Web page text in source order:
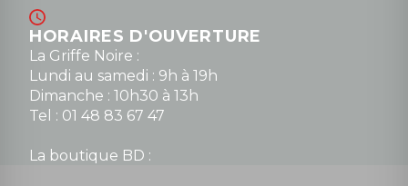
HORAIRES D'OUVERTURE
La Griffe Noire :
Lundi au samedi : 9h à 19h
Dimanche : 10h30 à 13h
Tel : 01 48 83 67 47
La boutique BD :